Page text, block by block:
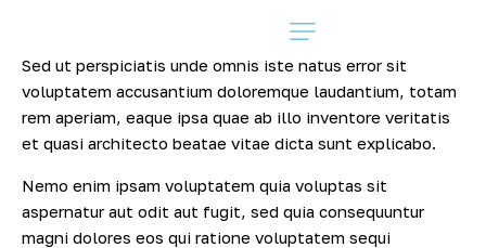
Sed ut perspiciatis unde omnis iste natus error sit
voluptatem accusantium doloremque laudantium, totam
rem aperiam, eaque ipsa quae ab illo inventore veritatis
et quasi architecto beatae vitae dicta sunt explicabo.
Nemo enim ipsam voluptatem quia voluptas sit
aspernatur aut odit aut fugit, sed quia consequuntur
magni dolores eos qui ratione voluptatem sequi